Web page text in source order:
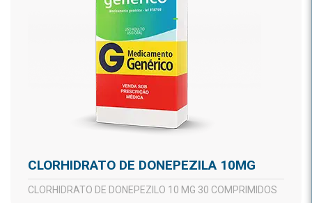
CLORHIDRATO DE DONEPEZILA 10MG
CLORHIDRATO DE DONEPEZILO 10 MG 30 COMPRIMIDOS